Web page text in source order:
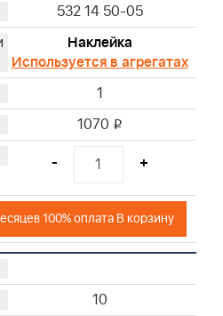
532 14 50-05
Наклейка
Используется в агрегатах
1
1070 i
- +
100% оплата В корзину
10